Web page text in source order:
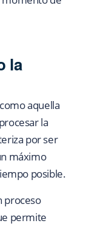
la
aquella
la
por ser
máximo
posible.
proceso
permite